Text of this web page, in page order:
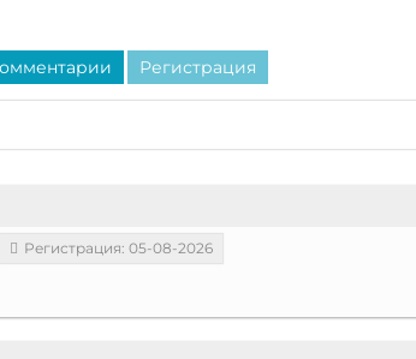
Регистрация
Регистрация: 05-08-2026